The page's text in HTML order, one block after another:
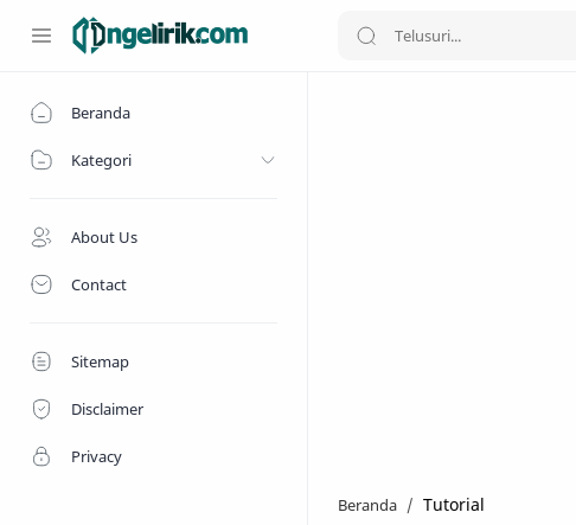
Beranda
Kategori
About Us
Contact
Sitemap
Disclaimer
Privacy
Beranda Tutorial